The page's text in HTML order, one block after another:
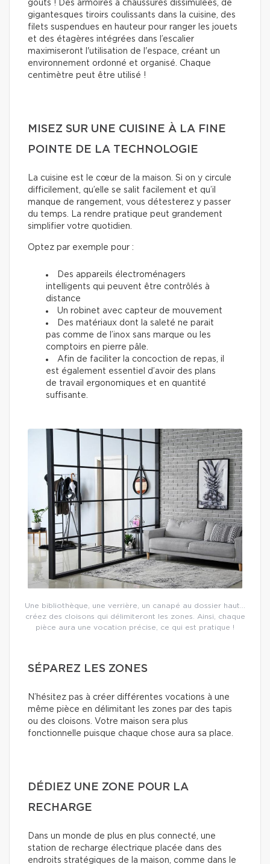
goûts ! Des armoires à chaussures dissimulées, de
gigantesques tiroirs coulissants dans la cuisine, des
filets suspendues en hauteur pour ranger les jouets
et des étagères intégrées dans l’escalier
maximiseront l'utilisation de l'espace, créant un
environnement ordonné et organisé. Chaque
centimètre peut être utilisé !
MISEZ SUR UNE CUISINE À LA FINE
POINTE DE LA TECHNOLOGIE
La cuisine est le cœur de la maison. Si on y circule
difficilement, qu’elle se salit facilement et qu’il
manque de rangement, vous détesterez y passer
du temps. La rendre pratique peut grandement
simplifier votre quotidien.
Optez par exemple pour :
Des appareils électroménagers
intelligents qui peuvent être contrôlés à
distance
Un robinet avec capteur de mouvement
Des matériaux dont la saleté ne parait
pas comme de l’inox sans marque ou les
comptoirs en pierre pâle.
Afin de faciliter la concoction de repas, il
est également essentiel d’avoir des plans
de travail ergonomiques et en quantité
suffisante.
Une bibliothèque, une verrière, un canapé au dossier haut…
créez des cloisons qui délimiteront les zones. Ainsi, chaque
pièce aura une vocation précise, ce qui est pratique !
SÉPAREZ LES ZONES
N’hésitez pas à créer différentes vocations à une
même pièce en délimitant les zones par des tapis
ou des cloisons. Votre maison sera plus
fonctionnelle puisque chaque chose aura sa place.
DÉDIEZ UNE ZONE POUR LA
RECHARGE
Dans un monde de plus en plus connecté, une
station de recharge électrique placée dans des
endroits stratégiques de la maison, comme dans le